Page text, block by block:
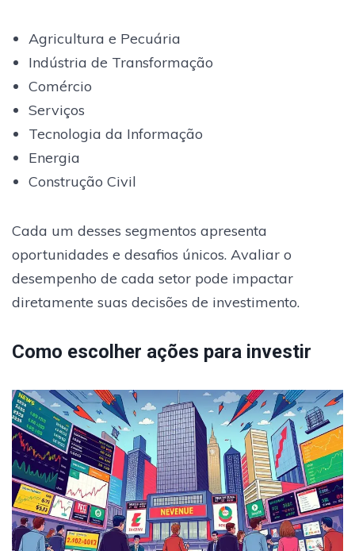
Agricultura e Pecuária
Indústria de Transformação
Comércio
Serviços
Tecnologia da Informação
Energia
Construção Civil
Cada um desses segmentos apresenta
oportunidades e desafios únicos. Avaliar o
desempenho de cada setor pode impactar
diretamente suas decisões de investimento.
Como escolher ações para investir